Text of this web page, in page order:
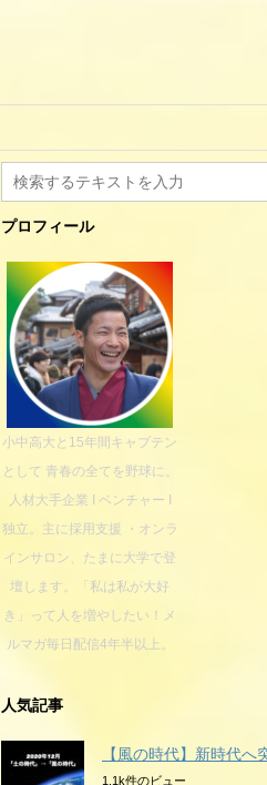
プロフィール
小中高大と15年間キャプテン
として 青春の全てを野球に。
人材大手企業 I ベンチャー I
独立。主に採用支援 ・オンラ
インサロン、たまに大学で登
壇します。「私は私が大好
き」って人を増やしたい！メ
ルマガ毎日配信4年半以上。
人気記事
【風の時代】新時代へ
1.1k件のビュー